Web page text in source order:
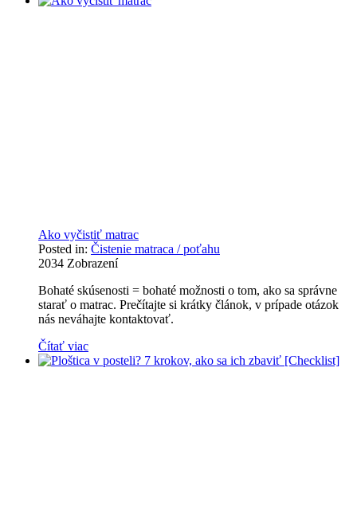
Ako vyčistiť matrac
Posted in: Čistenie matraca / poťahu
2034 Zobrazení
Bohaté skúsenosti = bohaté možnosti o tom, ako sa správne
starať o matrac. Prečítajte si krátky článok, v prípade otázok
nás neváhajte kontaktovať.
Čítať viac